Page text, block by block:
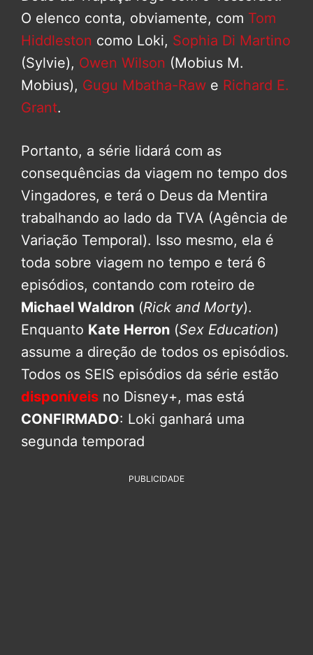
O elenco conta, obviamente, com Tom
Hiddleston como Loki, Sophia Di Martino
(Sylvie), Owen Wilson (Mobius M.
Mobius), Gugu Mbatha-Raw e Richard E.
Grant.
Portanto, a série lidará com as
consequências da viagem no tempo dos
Vingadores, e terá o Deus da Mentira
trabalhando ao lado da TVA (Agência de
Variação Temporal). Isso mesmo, ela é
toda sobre viagem no tempo e terá 6
episódios, contando com roteiro de
Michael Waldron (Rick and Morty).
Enquanto Kate Herron (Sex Education)
assume a direção de todos os episódios.
Todos os SEIS episódios da série estão
disponíveis no Disney+, mas está
CONFIRMADO: Loki ganhará uma
segunda temporad
PUBLICIDADE